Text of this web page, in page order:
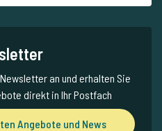
an und erhalten Sie
direkt in Ihr Postfach
Angebote und News